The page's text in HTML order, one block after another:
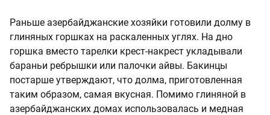
Раньше азербайджанские хозяйки готовили долму в
глиняных горшках на раскаленных углях. На дно
горшка вместо тарелки крест-накрест укладывали
бараньи ребрышки или палочки айвы. Бакинцы
постарше утверждают, что долма, приготовленная
таким образом, самая вкусная. Помимо глиняной в
азербайджанских домах использовалась и медная